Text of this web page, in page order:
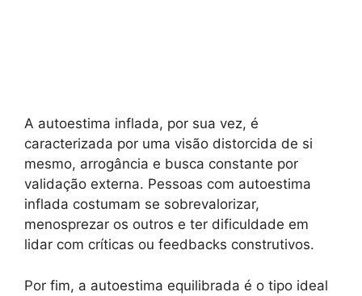
A autoestima inflada, por sua vez, é
caracterizada por uma visão distorcida de si
mesmo, arrogância e busca constante por
validação externa. Pessoas com autoestima
inflada costumam se sobrevalorizar,
menosprezar os outros e ter dificuldade em
lidar com críticas ou feedbacks construtivos.
Por fim, a autoestima equilibrada é o tipo ideal